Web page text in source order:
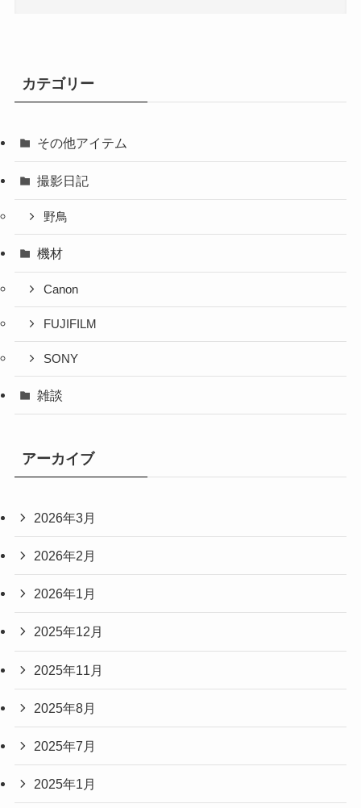
カテゴリー
その他アイテム
撮影日記
野鳥
機材
Canon
FUJIFILM
SONY
雑談
アーカイブ
2026年3月
2026年2月
2026年1月
2025年12月
2025年11月
2025年8月
2025年7月
2025年1月